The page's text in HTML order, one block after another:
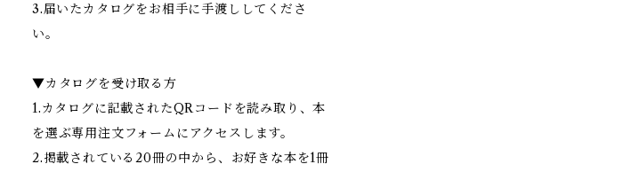
3.届いたカタログをお相手に手渡ししてくださ
い。
▼カタログを受け取る方
1.カタログに記載されたQRコードを読み取り、本
を選ぶ専用注文フォームにアクセスします。
2.掲載されている20冊の中から、お好きな本を1冊